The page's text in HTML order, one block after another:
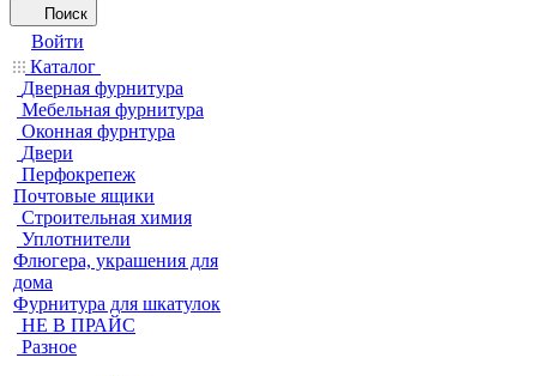
Поиск
Войти
Каталог
Дверная фурнитура
Мебельная фурнитура
Оконная фурнтура
Двери
Перфокрепеж
Почтовые ящики
Строительная химия
Уплотнители
Флюгера, украшения для
дома
Фурнитура для шкатулок
НЕ В ПРАЙС
Разное